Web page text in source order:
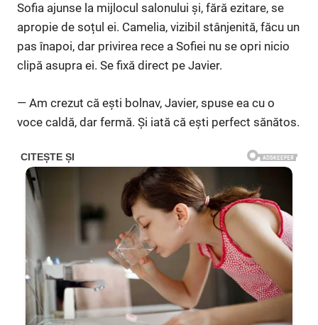
Sofia ajunse la mijlocul salonului și, fără ezitare, se
apropie de soțul ei. Camelia, vizibil stânjenită, făcu un
pas înapoi, dar privirea rece a Sofiei nu se opri nicio
clipă asupra ei. Se fixă direct pe Javier.
— Am crezut că ești bolnav, Javier, spuse ea cu o
voce caldă, dar fermă. Și iată că ești perfect sănătos.